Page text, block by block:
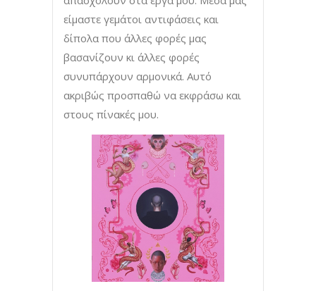
είμαστε γεμάτοι αντιφάσεις και
δίπολα που άλλες φορές μας
βασανίζουν κι άλλες φορές
συνυπάρχουν αρμονικά. Αυτό
ακριβώς προσπαθώ να εκφράσω και
στους πίνακές μου.